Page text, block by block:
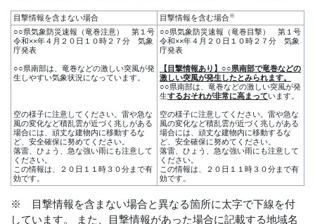
目撃情報を含まない場合 目撃情報を含む場合※
○○県気象防災速報（竜巻注意） 第１号
令和××年４月２０日１０時２７分 気象
庁発表
○○県南部は、竜巻などの激しい突風が発
生しやすい気象状況になっています。
空の様子に注意してください。雷や急な
風の変化など積乱雲が近づく兆しがある
場合には、頑丈な建物内に移動するな
ど、安全確保に努めてください。
落雷、ひょう、急な強い雨にも注意して
ください。
この情報は、２０日１１時３０分まで有
効です。
○○県気象防災速報（竜巻目撃） 第１号
令和××年４月２０日１０時２７分 気象
庁発表
【目撃情報あり】○○県南部で竜巻などの
激しい突風が発生したとみられます。
○○県南部は、竜巻などの激しい突風が発
生するおそれが非常に高まっています。
空の様子に注意してください。雷や急な
風の変化など積乱雲が近づく兆しがある
場合には、頑丈な建物内に移動するな
ど、安全確保に努めてください。
落雷、ひょう、急な強い雨にも注意して
ください。
この情報は、２０日１１時３０分まで有
効です。
※ 目撃情報を含まない場合と異なる箇所に太字で下線を付
しています。 また、目撃情報があった場合に記載する地域名